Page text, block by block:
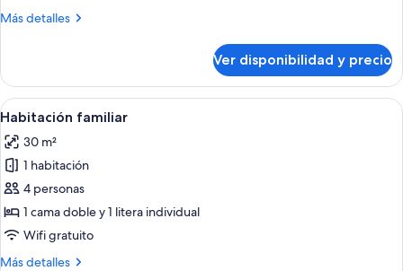
habitaciones
Más detalles
Más
familiar,
habitaciones
Ver disponibilidad y precio
Ver
todas
las
fotos
de
Habitación
familiar
Habitación de hotel con cama,
10
Habitación familiar
30 m²
1 habitación
4 personas
1 cama doble y 1 litera individual
Wifi gratuito
Más detalles
Más